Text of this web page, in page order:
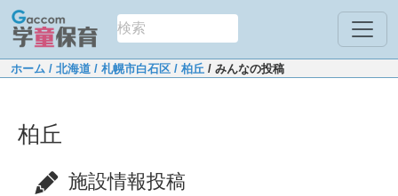
ホーム / 北海道 / 札幌市白石区 / 柏丘 / みんなの投稿
柏丘
施設情報投稿